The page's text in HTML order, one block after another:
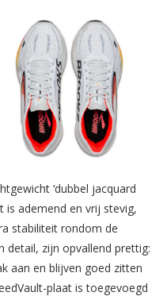
‘dubbel jacquard
is ademend en vrij stevig,
stabiliteit rondom de
detail, zijn opvallend prettig:
aan en blijven goed zitten
plaat is toegevoegd